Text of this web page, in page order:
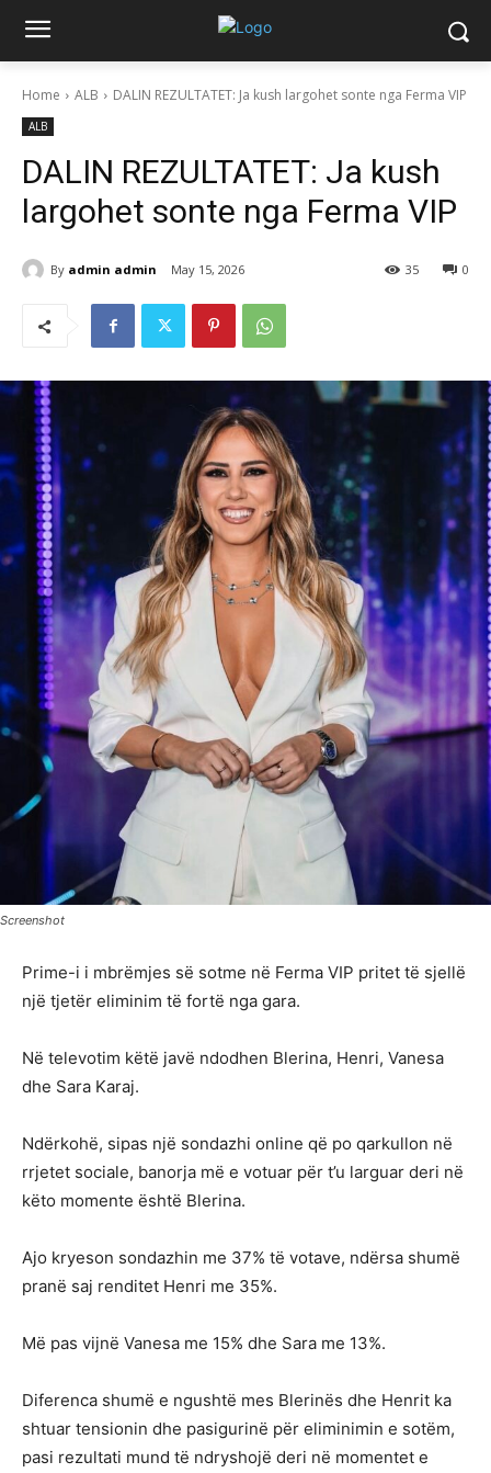
Home ALB DALIN REZULTATET: Ja kush largohet sonte nga Ferma VIP
ALB
DALIN REZULTATET: Ja kush
largohet sonte nga Ferma VIP
By admin admin May 15, 2026 0
35
Screenshot
Prime-i i mbrëmjes së sotme në Ferma VIP pritet të sjellë
një tjetër eliminim të fortë nga gara.
Në televotim këtë javë ndodhen Blerina, Henri, Vanesa
dhe Sara Karaj.
Ndërkohë, sipas një sondazhi online që po qarkullon në
rrjetet sociale, banorja më e votuar për t’u larguar deri në
këto momente është Blerina.
Ajo kryeson sondazhin me 37% të votave, ndërsa shumë
pranë saj renditet Henri me 35%.
Më pas vijnë Vanesa me 15% dhe Sara me 13%.
Diferenca shumë e ngushtë mes Blerinës dhe Henrit ka
shtuar tensionin dhe pasigurinë për eliminimin e sotëm,
pasi rezultati mund të ndryshojë deri në momentet e